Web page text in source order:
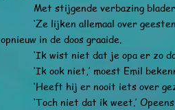
Met stijgende verbazing
‘Ze lijken allemaal over geesten
opnieuw in de doos graaide.
‘Ik wist niet dat je opa er zo
‘Ik ook niet,’ moest Emil
‘Heeft hij er nooit iets over
‘Toch niet dat ik weet.’ Opeens